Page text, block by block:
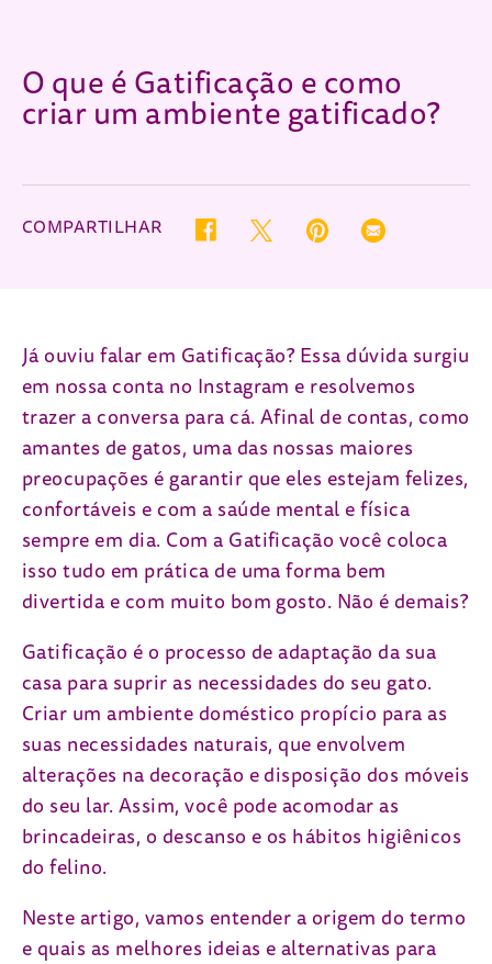
O que é Gatificação e como
criar um ambiente gatificado?
COMPARTILHAR Facebook (opens in new window)
Twitter (opens in new window)
Pinterest (opens in new
Email (opens in
Já ouviu falar em Gatificação? Essa dúvida surgiu
em nossa conta no Instagram e resolvemos
trazer a conversa para cá. Afinal de contas, como
amantes de gatos, uma das nossas maiores
preocupações é garantir que eles estejam felizes,
confortáveis e com a saúde mental e física
sempre em dia. Com a Gatificação você coloca
isso tudo em prática de uma forma bem
divertida e com muito bom gosto. Não é demais?
Gatificação é o processo de adaptação da sua
casa para suprir as necessidades do seu gato.
Criar um ambiente doméstico propício para as
suas necessidades naturais, que envolvem
alterações na decoração e disposição dos móveis
do seu lar. Assim, você pode acomodar as
brincadeiras, o descanso e os hábitos higiênicos
do felino.
Neste artigo, vamos entender a origem do termo
e quais as melhores ideias e alternativas para